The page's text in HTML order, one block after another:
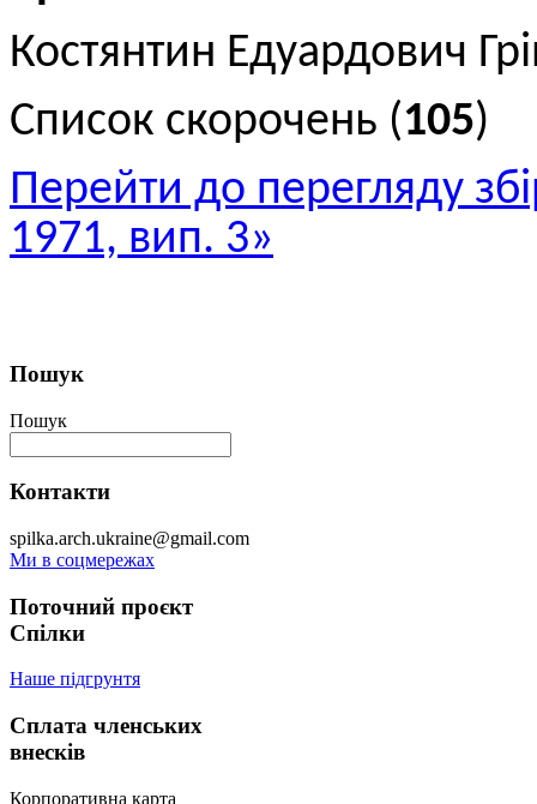
Костянтин Едуардович
Список скорочень (105)
Перейти до перегляду
1971, вип. 3»
Пошук
Пошук
Контакти
spilka.arch.ukraine@gmail.com
Ми в соцмережах
Поточний проєкт
Спілки
Наше підгрунтя
Сплата членських
внесків
Корпоративна карта